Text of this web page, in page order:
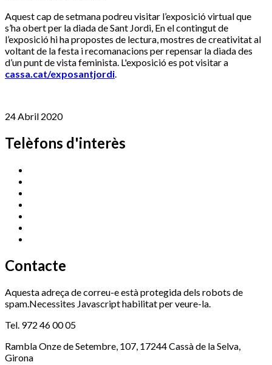
Aquest cap de setmana podreu visitar l’exposició virtual que
s’ha obert per la diada de Sant Jordi, En el contingut de
l’exposició hi ha propostes de lectura, mostres de creativitat al
voltant de la festa i recomanacions per repensar la diada des
d’un punt de vista feminista. L'exposició es pot visitar a
cassa.cat/exposantjordi.
24 Abril 2020
Telèfons d'interès
Contacte
Aquesta adreça de correu-e està protegida dels robots de
spam.Necessites Javascript habilitat per veure-la.
Tel. 972 46 00 05
Rambla Onze de Setembre, 107, 17244 Cassà de la Selva,
Girona